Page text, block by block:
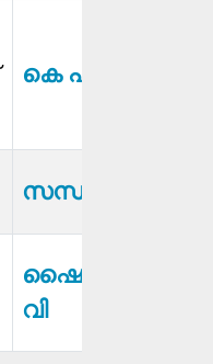
കെ പി ദിനേശ൯
സന്ധ്യ എസ്
ഷൈലജ എ കെ
വി